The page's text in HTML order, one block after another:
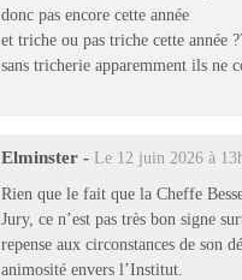
donc pas encore cette année
et triche ou pas triche cette année
sans tricherie apparemment ils ne
Elminster - Le 12 juin 2026 à
Rien que le fait que la Cheffe
Jury, ce n’est pas très bon signe
repense aux circonstances de son
animosité envers l’Institut.